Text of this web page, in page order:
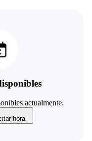
actualmente.
hora